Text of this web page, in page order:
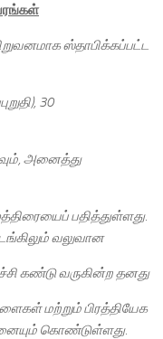
ஸ்தாபிக்கப்பட்ட
, 30
, அனைத்து
பதித்துள்ளது.
வலுவான
கண்டு வருகின்ற தனது
மற்றும் பிரத்தியேக
கொண்டுள்ளது.